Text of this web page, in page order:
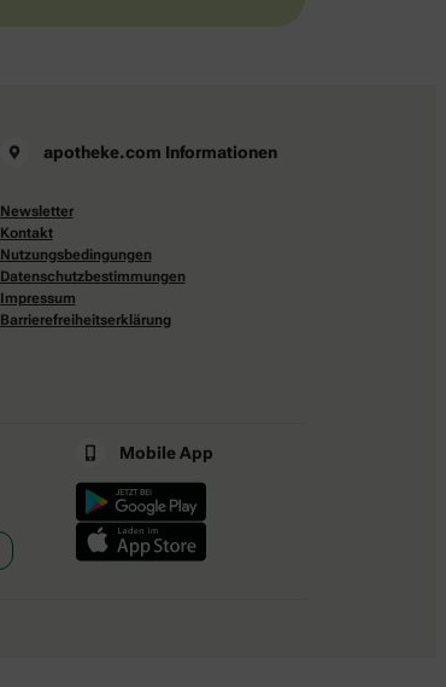
apotheke.com Informationen
Newsletter
Kontakt
Nutzungsbedingungen
Datenschutzbestimmungen
Impressum
Barrierefreiheitserklärung
Mobile App